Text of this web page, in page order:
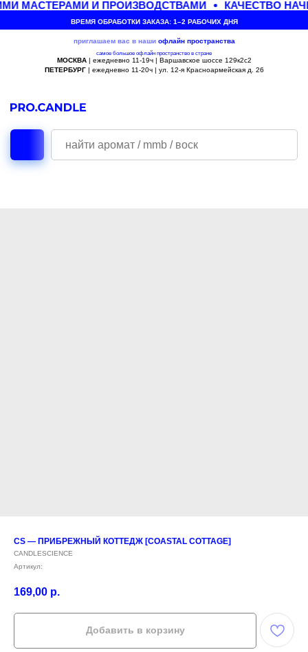
МАСТЕРАМИ И ПРОИЗВОДСТВАМИ КАЧЕСТВО
ВРЕМЯ ОБРАБОТКИ ЗАКАЗА: 1–2 РАБОЧИХ ДНЯ
приглашаем вас в наши офлайн пространства
самое большое офлайн пространство в стране
МОСКВА| ежедневно 11-19ч | Варшавское шоссе 129к2с2
ПЕТЕРБУРГ| ежедневно 11-20ч | ул. 12-я Красноармейская д. 26
CS — ПРИБРЕЖНЫЙ КОТТЕДЖ [COASTAL COTTAGE]
CANDLESCIENCE
Артикул:
169,00 р.
Добавить в корзину